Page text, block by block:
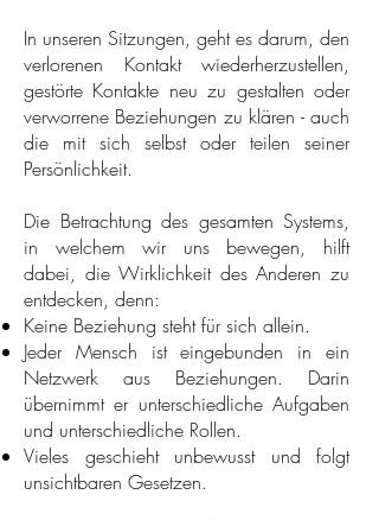
In unseren Sitzungen, geht es darum, den
verlorenen Kontakt wiederherzustellen,
gestörte Kontakte neu zu gestalten oder
verworrene Beziehungen zu klären - auch
die mit sich selbst oder teilen seiner
Persönlichkeit.
Die Betrachtung des gesamten Systems,
in welchem wir uns bewegen, hilft
dabei, die Wirklichkeit des Anderen zu
entdecken, denn:
Keine Beziehung steht für sich allein.
Jeder Mensch ist eingebunden in ein
Netzwerk aus Beziehungen. Darin
übernimmt er unterschiedliche Aufgaben
und unterschiedliche Rollen.
Vieles geschieht unbewusst und folgt
unsichtbaren Gesetzen.